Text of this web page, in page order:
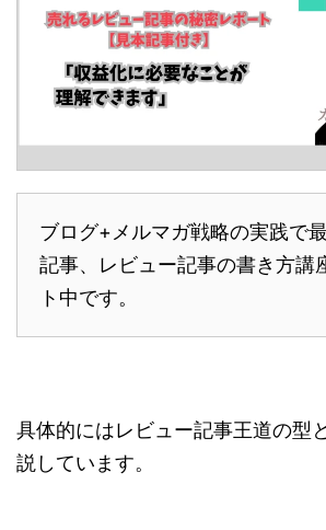
ブログ+メルマガ戦略の実践で
記事、レビュー記事の書き方講
ト中です。
具体的にはレビュー記事王道の型
説しています。